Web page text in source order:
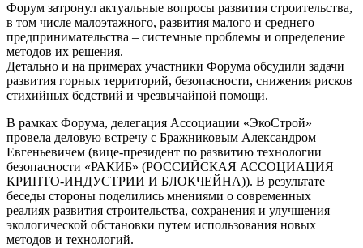
Форум затронул актуальные вопросы развития строительства,
в том числе малоэтажного, развития малого и среднего
предпринимательства – системные проблемы и определение
методов их решения.
Детально и на примерах участники Форума обсудили задачи
развития горных территорий, безопасности, снижения рисков
стихийных бедствий и чрезвычайной помощи.
В рамках Форума, делегация Ассоциации «ЭкоСтрой»
провела деловую встречу с Бражниковым Александром
Евгеньевичем (вице-президент по развитию технологии
безопасности «РАКИБ» (РОССИЙСКАЯ АССОЦИАЦИЯ
КРИПТО-ИНДУСТРИИ И БЛОКЧЕЙНА)). В результате
беседы стороны поделились мнениями о современных
реалиях развития строительства, сохранения и улучшения
экологической обстановки путем использования новых
методов и технологий.